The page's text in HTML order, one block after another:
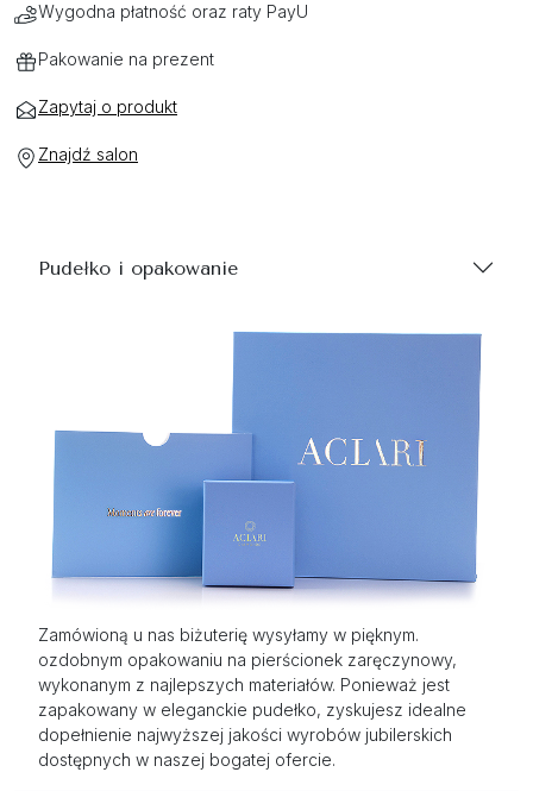
Wygodna płatność oraz raty PayU
Pakowanie na prezent
Zapytaj o produkt
Znajdź salon
Pudełko i opakowanie
Zamówioną u nas biżuterię wysyłamy w pięknym.
ozdobnym opakowaniu na pierścionek zaręczynowy,
wykonanym z najlepszych materiałów. Ponieważ jest
zapakowany w eleganckie pudełko, zyskujesz idealne
dopełnienie najwyższej jakości wyrobów jubilerskich
dostępnych w naszej bogatej ofercie.